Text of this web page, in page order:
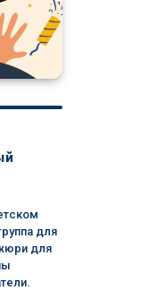
для
жюри для